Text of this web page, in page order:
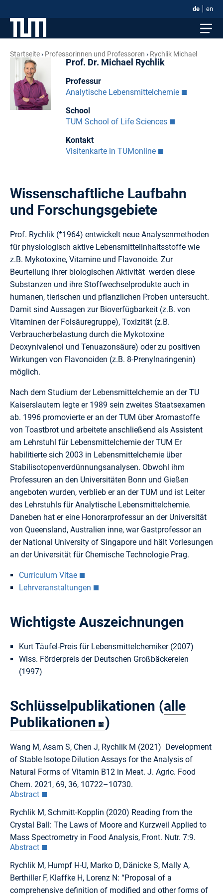
de en
Startseite Professorinnen und Professoren Rychlik Michael
Prof. Dr. Michael Rychlik
Professur
Analytische Lebensmittelchemie
School
TUM School of Life Sciences
Kontakt
Visitenkarte in TUMonline
Wissenschaftliche Laufbahn
und Forschungsgebiete
Prof. Rychlik (*1964) entwickelt neue Analysenmethoden
für physiologisch aktive Lebensmittelinhaltsstoffe wie
z.B. Mykotoxine, Vitamine und Flavonoide. Zur
Beurteilung ihrer biologischen Aktivität werden diese
Substanzen und ihre Stoffwechselprodukte auch in
humanen, tierischen und pflanzlichen Proben untersucht.
Damit sind Aussagen zur Bioverfügbarkeit (z.B. von
Vitaminen der Folsäuregruppe), Toxizität (z.B.
Verbraucherbelastung durch die Mykotoxine
Deoxynivalenol und Tenuazonsäure) oder zu positiven
Wirkungen von Flavonoiden (z.B. 8-Prenylnaringenin)
möglich.
Nach dem Studium der Lebensmittelchemie an der TU
Kaiserslautern legte er 1989 sein zweites Staatsexamen
ab. 1996 promovierte er an der TUM über Aromastoffe
von Toastbrot und arbeitete anschließend als Assistent
am Lehrstuhl für Lebensmittelchemie der TUM Er
habilitierte sich 2003 in Lebensmittelchemie über
Stabilisotopenverdünnungsanalysen. Obwohl ihm
Professuren an den Universitäten Bonn und Gießen
angeboten wurden, verblieb er an der TUM und ist Leiter
des Lehrstuhls für Analytische Lebensmittelchemie.
Daneben hat er eine Honorarprofessur an der Universität
von Queensland, Australien inne, war Gastprofessor an
der National University of Singapore und hält Vorlesungen
an der Universität für Chemische Technologie Prag.
Curriculum Vitae
Lehrveranstaltungen
Wichtigste Auszeichnungen
Kurt Täufel-Preis für Lebensmittelchemiker (2007)
Wiss. Förderpreis der Deutschen Großbäckereien
(1997)
Schlüsselpublikationen (alle
Publikationen )
Wang M, Asam S, Chen J, Rychlik M (2021) Development
of Stable Isotope Dilution Assays for the Analysis of
Natural Forms of Vitamin B12 in Meat. J. Agric. Food
Chem. 2021, 69, 36, 10722–10730.
Abstract
Rychlik M, Schmitt-Kopplin (2020) Reading from the
Crystal Ball: The Laws of Moore and Kurzweil Applied to
Mass Spectrometry in Food Analysis, Front. Nutr. 7:9.
Abstract
Rychlik M, Humpf H-U, Marko D, Dänicke S, Mally A,
Berthiller F, Klaffke H, Lorenz N: “Proposal of a
comprehensive definition of modified and other forms of